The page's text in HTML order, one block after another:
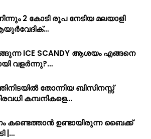
2 കോടി രൂപ നേടിയ മലയാളി
ICE SCANDY ആശയം എങ്ങനെ
വളർന്നു?…
തോന്നിയ ബിസിനസ്സ്
കമ്പനികളെ…
കണ്ടെത്താൻ ഉണ്ടായിരുന്ന ബൈക്ക്
|…